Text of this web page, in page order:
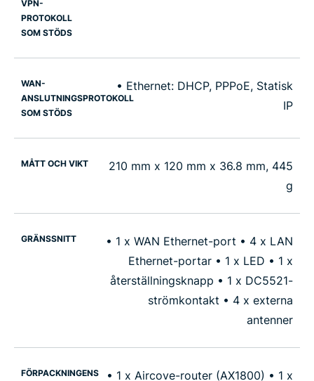
VPN-
PROTOKOLL
SOM STÖDS
WAN-
ANSLUTNINGSPROTOKOLL
SOM STÖDS
• Ethernet: DHCP, PPPoE, Statisk
IP
MÅTT OCH VIKT
210 mm x 120 mm x 36.8 mm, 445
g
GRÄNSSNITT
• 1 x WAN Ethernet-port • 4 x LAN
Ethernet-portar • 1 x LED • 1 x
återställningsknapp • 1 x DC5521-
strömkontakt • 4 x externa
antenner
FÖRPACKNINGENS • 1 x Aircove-router (AX1800) • 1 x